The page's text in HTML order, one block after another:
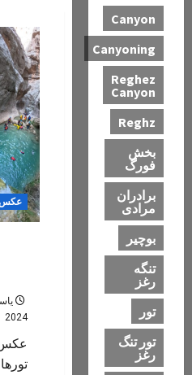
عکس
2024
عکس
Canyon
Canyoning
Reghez
Canyon
Reghz
بخش
فورگ
برادران
مرادی
بوچیر
تنگه
رغز
تور
تور تنگ
رغز